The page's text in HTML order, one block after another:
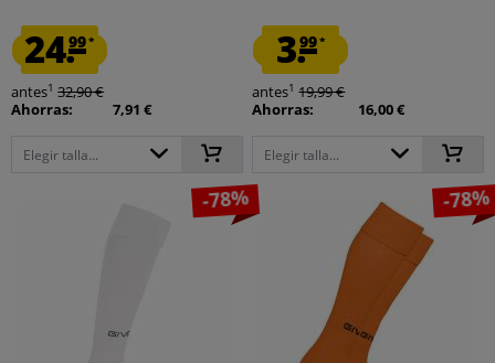
24.99*
antes1 32,90 €
Ahorras:
7,91 €
Elegir talla...
3.99*
antes1 19,99 €
Ahorras:
16,00 €
Elegir talla...
-78% -78%